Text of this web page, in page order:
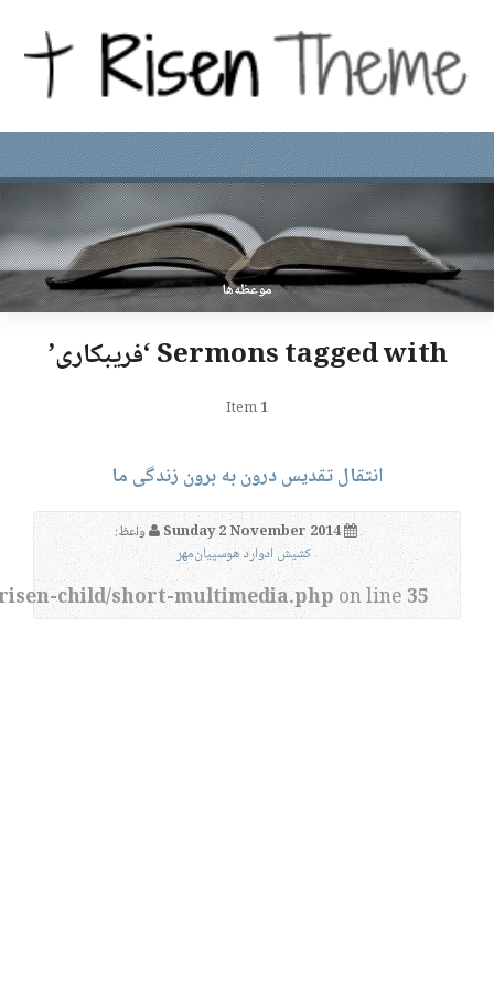
موعظه‌ها
Sermons tagged with ‘فریبکاری’
1
انتقال تقدیس درون به برون زندگی ما
Sunday 2 November 2014
واعظ:
کشیش ادوارد هوسپیان‌مهر
child/short-multimedia.php on line 35